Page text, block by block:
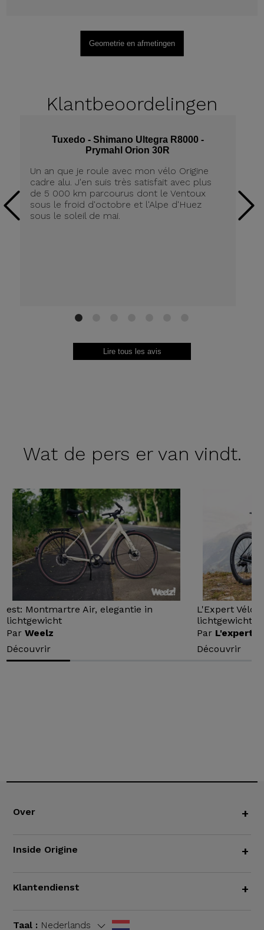
Geometrie en afmetingen
Klantbeoordelingen
Tuxedo - Shimano Ultegra R8000 -
Prymahl Orion 30R
Un an que je roule avec mon vélo Origine
cadre alu. J'en suis très satisfait avec plus
de 5 000 km parcourus dont le Ventoux
sous le froid d'octobre et l'Alpe d'Huez
sous le soleil de mai.
1
Lire tous les avis
Wat de pers er van vindt.
est: Montmartre Air, elegantie in
lichtgewicht
ParWeelz
Découvrir
L'Expert Vélo
lichtgewicht...
Par L'expert
Découvrir
Over +
Inside Origine +
Klantendienst +
Taal : Nederlands